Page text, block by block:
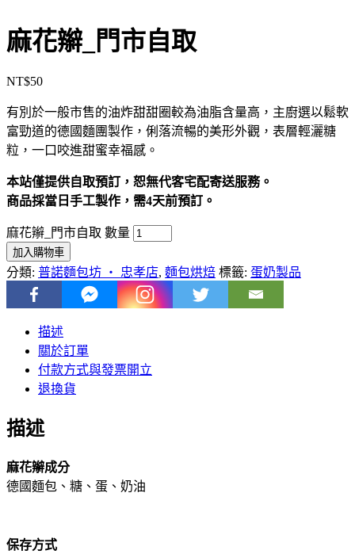
麻花辮_門市自取
NT$50
有別於一般市售的油炸甜甜圈較為油脂含量高，主廚選以鬆軟
富勁道的德國麵團製作，俐落流暢的美形外觀，表層輕灑糖
粒，一口咬進甜蜜幸福感。
本站僅提供自取預訂，恕無代客宅配寄送服務。
商品採當日手工製作，需4天前預訂。
麻花辮_門市自取 數量
加入購物車
分類: 普諾麵包坊 ‧ 忠孝店, 麵包烘焙 標籤: 蛋奶製品
描述
關於訂單
付款方式與發票開立
退換貨
描述
麻花辮成分
德國麵包、糖、蛋、奶油
保存方式